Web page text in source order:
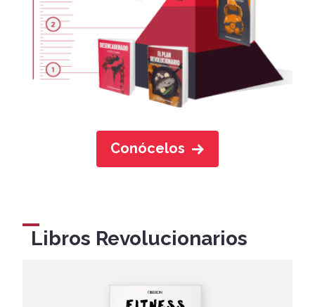
Conócelos
Libros Revolucionarios